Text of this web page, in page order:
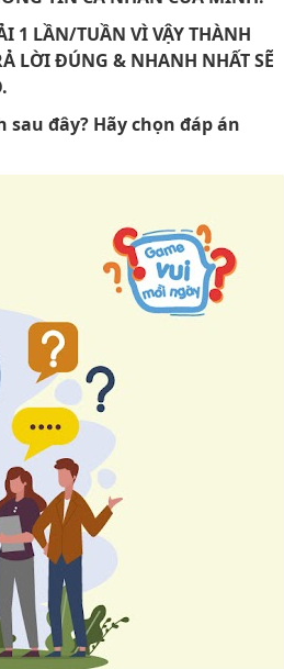
1 LẦN/TUẦN VÌ VẬY THÀNH
LỜI ĐÚNG & NHANH NHẤT SẼ
đây? Hãy chọn đáp án